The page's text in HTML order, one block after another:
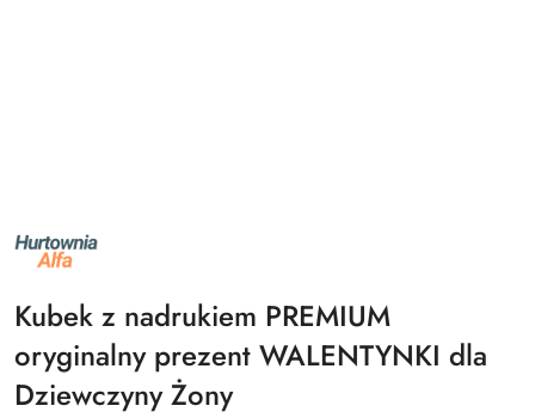
NAZWA
PRODUCENTA:
ALFA
Kubek z nadrukiem PREMIUM
oryginalny prezent WALENTYNKI dla
Dziewczyny Żony